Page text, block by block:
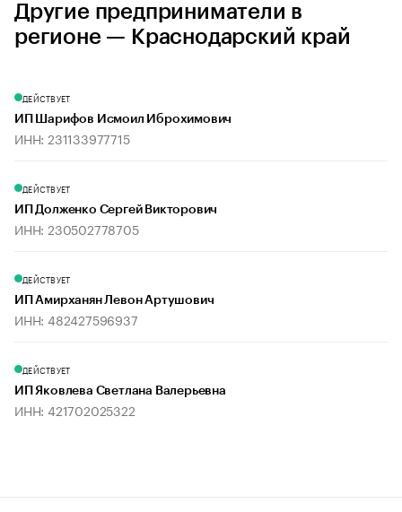
Другие предприниматели в
регионе — Краснодарский край
ДЕЙСТВУЕТ
ИП Шарифов Исмоил Иброхимович
ИНН: 231133977715
ДЕЙСТВУЕТ
ИП Долженко Сергей Викторович
ИНН: 230502778705
ДЕЙСТВУЕТ
ИП Амирханян Левон Артушович
ИНН: 482427596937
ДЕЙСТВУЕТ
ИП Яковлева Светлана Валерьевна
ИНН: 421702025322